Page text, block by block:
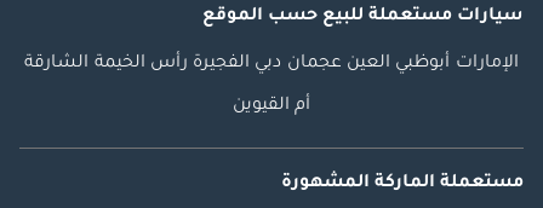
سيارات مستعملة للبيع حسب الموقع
الإمارات أبوظبي العين عجمان دبي الفجيرة رأس الخيمة الشارقة
أم القيوين
مستعملة الماركة المشهورة